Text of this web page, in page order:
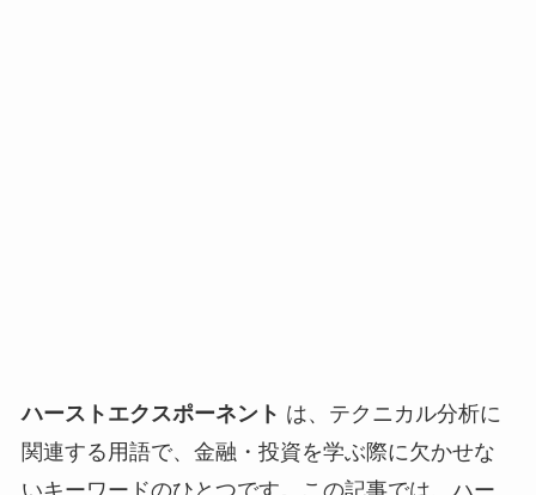
ハーストエクスポーネント は、テクニカル分析に
関連する用語で、金融・投資を学ぶ際に欠かせな